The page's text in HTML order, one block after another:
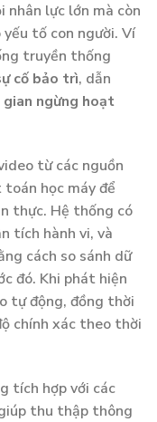
nhân lực lớn mà còn
tố con người. Ví
truyền thống
cố bảo trì, dẫn
ngừng hoạt
từ các nguồn
học máy để
thực. Hệ thống có
tích hành vi, và
cách so sánh dữ
đó. Khi phát hiện
tự động, đồng thời
chính xác theo thời
tích hợp với các
thu thập thông